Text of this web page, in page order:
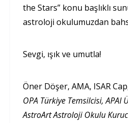
the Stars” konu başlıklı
astroloji okulumuzdan
Sevgi, ışık ve umutla!
Öner Döşer, AMA, ISAR
OPA Türkiye Temsilcisi, APAI
AstroArt Astroloji Okulu